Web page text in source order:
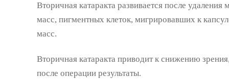
Вторичная катаракта развивается после
масс, пигментных клеток, мигрировавших к
масс.
Вторичная катаракта приводит к снижению
после операции результаты.